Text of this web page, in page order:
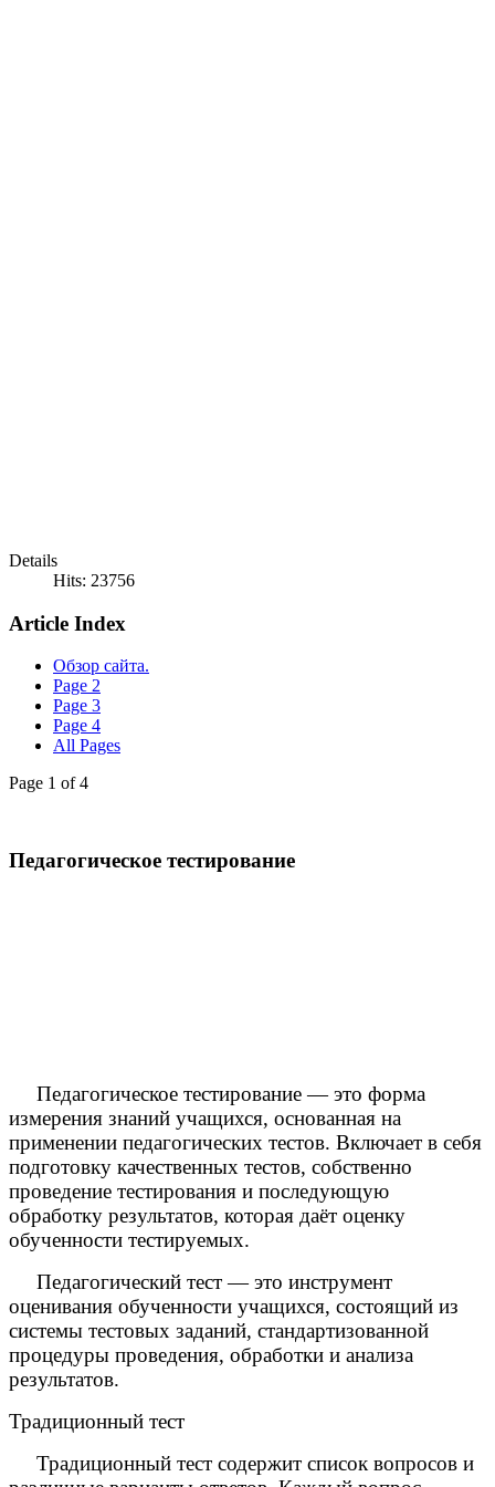
Details
Hits: 23756
Article Index
Обзор сайта.
Page 2
Page 3
Page 4
All Pages
Page 1 of 4
Педагогическое тестирование
Педагогическое тестирование — это форма
измерения знаний учащихся, основанная на
применении педагогических тестов. Включает в себя
подготовку качественных тестов, собственно
проведение тестирования и последующую
обработку результатов, которая даёт оценку
обученности тестируемых.
Педагогический тест — это инструмент
оценивания обученности учащихся, состоящий из
системы тестовых заданий, стандартизованной
процедуры проведения, обработки и анализа
результатов.
Традиционный тест
Традиционный тест содержит список вопросов и